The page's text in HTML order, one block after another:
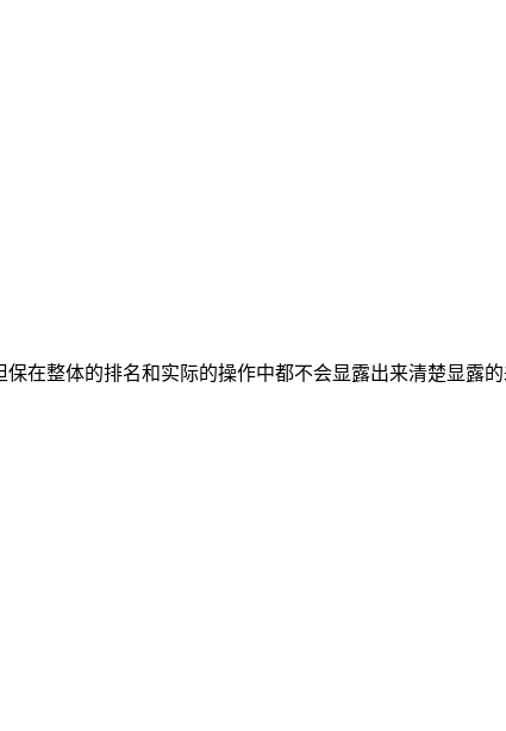
在整体的排名和实际的操作中都不会显露出来清楚显露